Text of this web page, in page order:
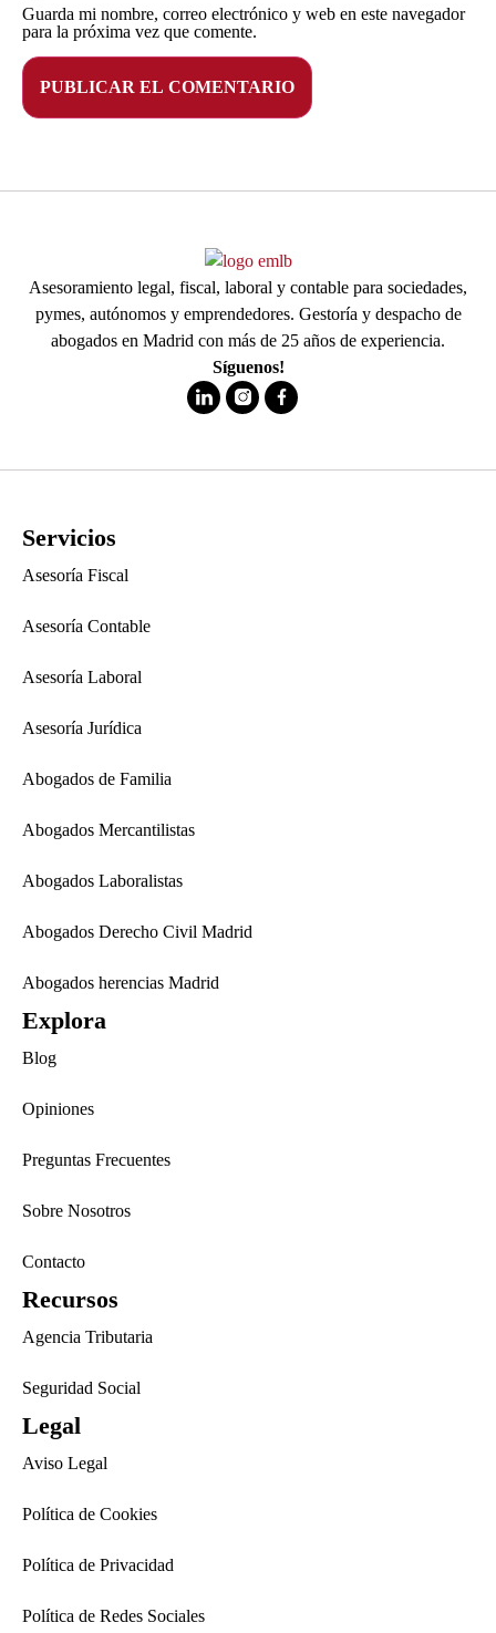
Guarda mi nombre, correo electrónico y web en este navegador
para la próxima vez que comente.
Asesoramiento legal, fiscal, laboral y contable para sociedades,
pymes, autónomos y emprendedores. Gestoría y despacho de
abogados en Madrid con más de 25 años de experiencia.
Síguenos!
Servicios
Asesoría Fiscal
Asesoría Contable
Asesoría Laboral
Asesoría Jurídica
Abogados de Familia
Abogados Mercantilistas
Abogados Laboralistas
Abogados Derecho Civil Madrid
Abogados herencias Madrid
Explora
Blog
Opiniones
Preguntas Frecuentes
Sobre Nosotros
Contacto
Recursos
Agencia Tributaria
Seguridad Social
Legal
Aviso Legal
Política de Cookies
Política de Privacidad
Política de Redes Sociales